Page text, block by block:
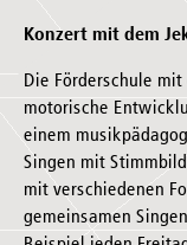
Konzert mit dem
Die Förderschule
motorische
einem
Singen mit
mit verschiedenen
gemeinsamen